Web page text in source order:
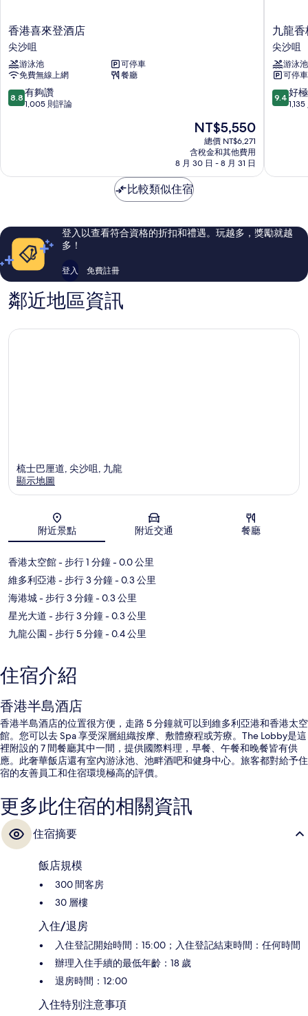
香
港
喜
來
登
酒
店
香港喜來登酒店
尖沙咀
游泳池
可停車
免費無線上網
餐廳
8.8
分，
夠
評
論
8.8 有夠讚
1,005 則評論
現
價
格
為
NT$5,550
NT$5,550
總價 NT$6,271
含稅金和其他費用
8 月 30 日 - 8 月 31 日
九
龍
香
格
里
拉
尖
九龍
尖沙咀
游泳池
可停車
9.4
分，
極
評
論
9.4 好
比較類似住宿
登入以查看符合資格的折扣和禮遇。玩越多，獎勵就越
多！
登入 免費註冊
鄰近地區資訊
地圖
梳士巴厘道, 尖沙咀, 九龍
顯示地圖
附近景點 附近交通 餐廳
香港太空館- 步行 1 分鐘- 0.0 公里
維多利亞港- 步行 3 分鐘- 0.3 公里
海港城- 步行 3 分鐘- 0.3 公里
星光大道 - 步行 3 分鐘- 0.3 公里
九龍公園 - 步行 5 分鐘- 0.4 公里
住宿介紹
香港半島酒店
香港半島酒店的位置很方便，走路 5 分鐘就可以到維多利亞港和香港太空
館。您可以去 Spa 享受深層組織按摩、敷體療程或芳療。The Lobby是這
裡附設的 7 間餐廳其中一間，提供國際料理，早餐、午餐和晚餐皆有供
應。此奢華飯店還有室內游泳池、池畔酒吧和健身中心。旅客都對給予住
宿的友善員工和住宿環境極高的評價。
更多此住宿的相關資訊
住宿摘要
飯店規模
300 間客房
30 層樓
入住/退房
入住登記開始時間：15:00；入住登記結束時間：任何時間
辦理入住手續的最低年齡：18 歲
退房時間：12:00
入住特別注意事項